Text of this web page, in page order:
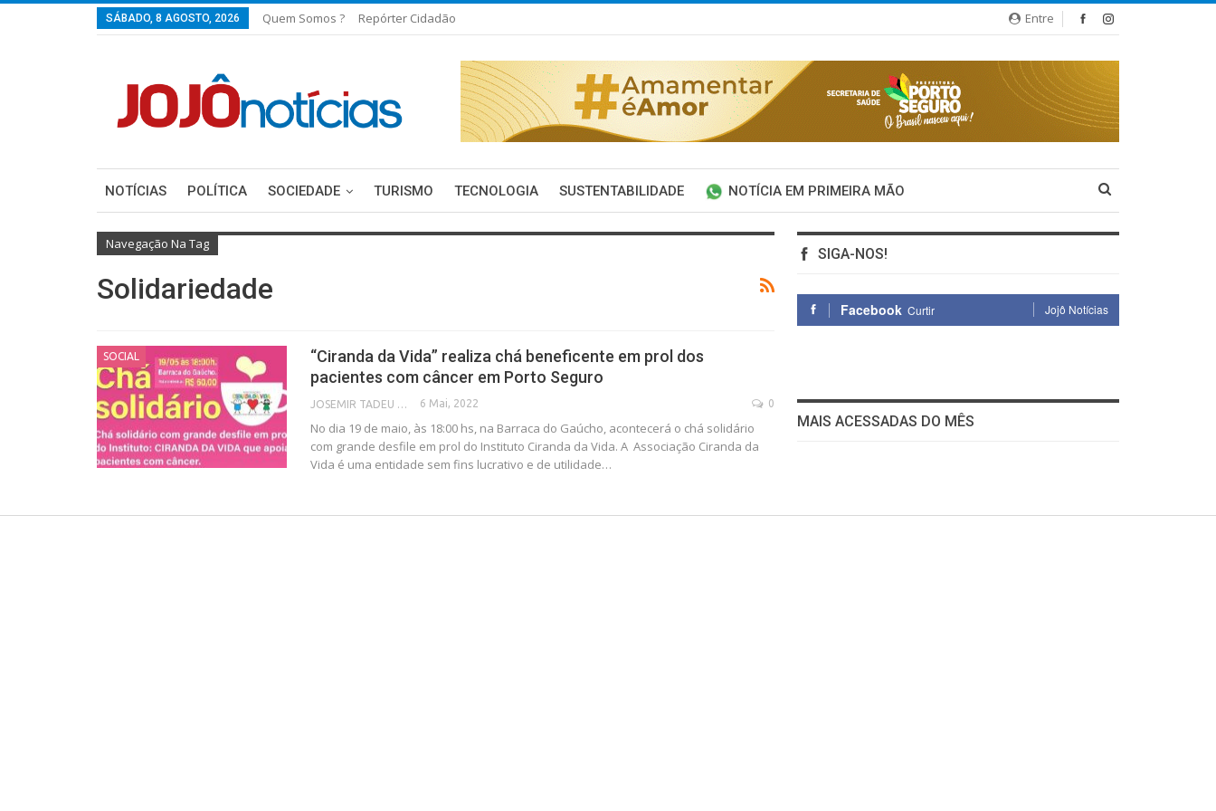
Entre
SÁBADO, 8 AGOSTO, 2026 Quem Somos ? Repórter Cidadão
NOTÍCIAS POLÍTICA SOCIEDADE TURISMO TECNOLOGIA SUSTENTABILIDADE NOTÍCIA EM PRIMEIRA MÃO
Navegação Na Tag
Solidariedade
SOCIAL
“Ciranda da Vida” realiza chá beneficente em prol dos
pacientes com câncer em Porto Seguro
JOSEMIR TADEU FONSECA 6 Mai, 2022 0
No dia 19 de maio, às 18:00 hs, na Barraca do Gaúcho, acontecerá o chá solidário
com grande desfile em prol do Instituto Ciranda da Vida. A Associação Ciranda da
Vida é uma entidade sem fins lucrativo e de utilidade…
SIGA-NOS!
Facebook Curtir Jojô Notícias
MAIS ACESSADAS DO MÊS